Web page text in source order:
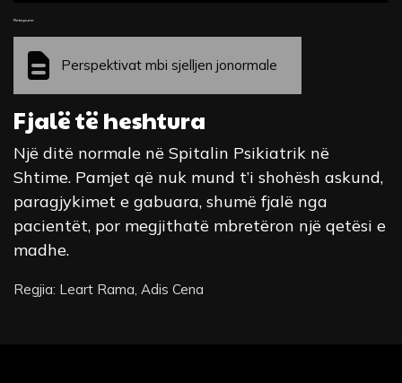
Fleta pune
Perspektivat mbi sjelljen jonormale
Fjalë të heshtura
Një ditë normale në Spitalin Psikiatrik në
Shtime. Pamjet që nuk mund t’i shohësh askund,
paragjykimet e gabuara, shumë fjalë nga
pacientët, por megjithatë mbretëron një qetësi e
madhe.
Regjia: Leart Rama, Adis Cena